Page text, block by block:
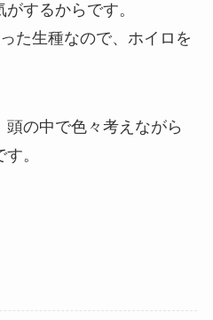
するからです。
た生種なので、ホイロを
頭の中で色々考えながら
。